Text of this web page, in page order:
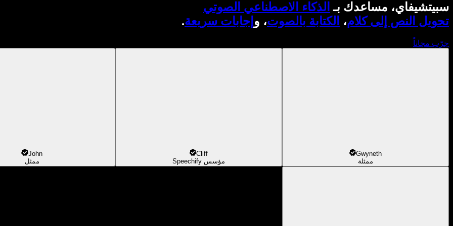
سبيتشيفاي، مساعدك بـ الذكاء الاصطناعي الصوتي
تحويل النص إلى كلام، الكتابة بالصوت، و إجابات سريعة.
جرّب مجاناً
Gwyneth
ممثلة
Cliff
مؤسس Speechify
John
ممثل